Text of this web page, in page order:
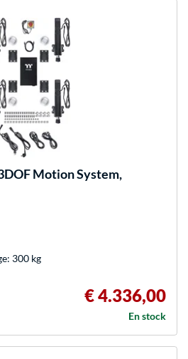
Motion System,
300 kg
€ 4.336,00
En stock